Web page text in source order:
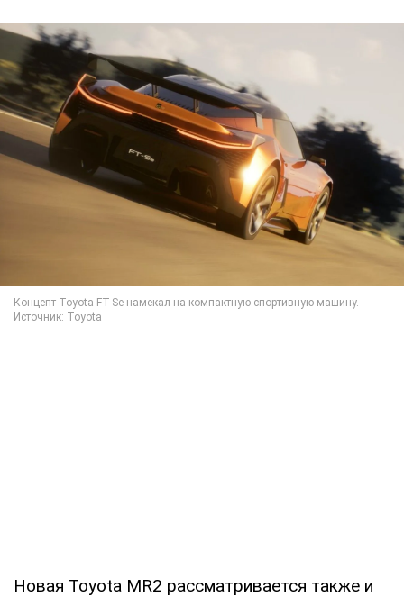
Новая Toyota MR2 рассматривается также и